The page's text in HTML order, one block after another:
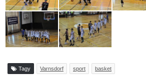
Tagy Varnsdorf sport basket